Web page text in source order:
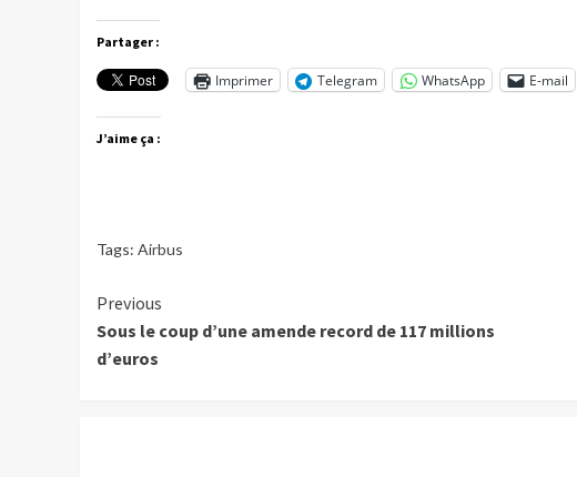
Partager :
Imprimer Telegram WhatsApp E-mail
J’aime ça :
Tags: Airbus
Continue
Reading
Previous
Sous le coup d’une amende record de 117 millions
d’euros